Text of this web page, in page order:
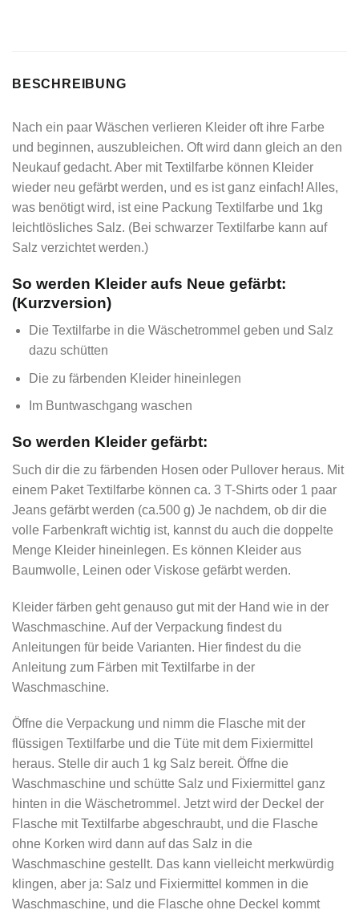
BESCHREIBUNG
Nach ein paar Wäschen verlieren Kleider oft ihre Farbe
und beginnen, auszubleichen. Oft wird dann gleich an den
Neukauf gedacht. Aber mit Textilfarbe können Kleider
wieder neu gefärbt werden, und es ist ganz einfach! Alles,
was benötigt wird, ist eine Packung Textilfarbe und 1kg
leichtlösliches Salz. (Bei schwarzer Textilfarbe kann auf
Salz verzichtet werden.)
So werden Kleider aufs Neue gefärbt:
(Kurzversion)
Die Textilfarbe in die Wäschetrommel geben und Salz
dazu schütten
Die zu färbenden Kleider hineinlegen
Im Buntwaschgang waschen
So werden Kleider gefärbt:
Such dir die zu färbenden Hosen oder Pullover heraus. Mit
einem Paket Textilfarbe können ca. 3 T-Shirts oder 1 paar
Jeans gefärbt werden (ca.500 g) Je nachdem, ob dir die
volle Farbenkraft wichtig ist, kannst du auch die doppelte
Menge Kleider hineinlegen. Es können Kleider aus
Baumwolle, Leinen oder Viskose gefärbt werden.
Kleider färben geht genauso gut mit der Hand wie in der
Waschmaschine. Auf der Verpackung findest du
Anleitungen für beide Varianten. Hier findest du die
Anleitung zum Färben mit Textilfarbe in der
Waschmaschine.
Öffne die Verpackung und nimm die Flasche mit der
flüssigen Textilfarbe und die Tüte mit dem Fixiermittel
heraus. Stelle dir auch 1 kg Salz bereit. Öffne die
Waschmaschine und schütte Salz und Fixiermittel ganz
hinten in die Wäschetrommel. Jetzt wird der Deckel der
Flasche mit Textilfarbe abgeschraubt, und die Flasche
ohne Korken wird dann auf das Salz in die
Waschmaschine gestellt. Das kann vielleicht merkwürdig
klingen, aber ja: Salz und Fixiermittel kommen in die
Waschmaschine, und die Flasche ohne Deckel kommt